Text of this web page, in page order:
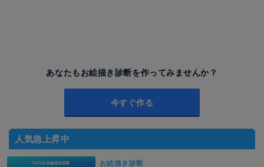
あなたもお絵描き診断を作ってみませんか？
今すぐ作る
人気急上昇中
お絵描き診断